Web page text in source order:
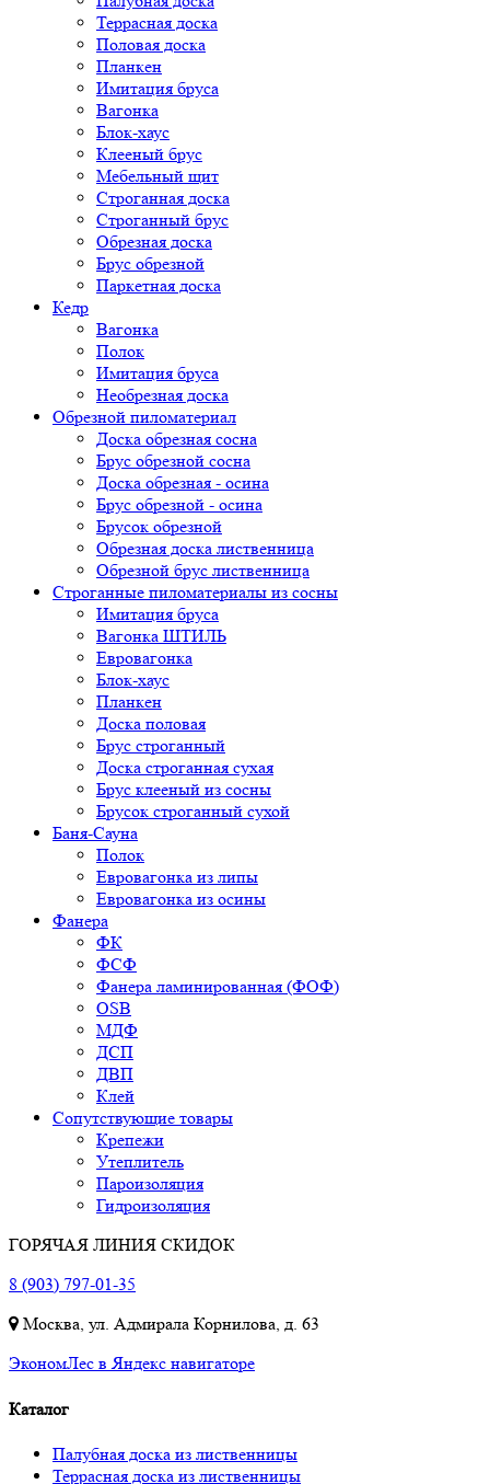
Террасная доска
Половая доска
Планкен
Имитация бруса
Вагонка
Блок-хаус
Клееный брус
Мебельный щит
Строганная доска
Строганный брус
Обрезная доска
Брус обрезной
Паркетная доска
Кедр
Вагонка
Полок
Имитация бруса
Необрезная доска
Обрезной пиломатериал
Доска обрезная сосна
Брус обрезной сосна
Доска обрезная - осина
Брус обрезной - осина
Брусок обрезной
Обрезная доска лиственница
Обрезной брус лиственница
Строганные пиломатериалы из сосны
Имитация бруса
Вагонка ШТИЛЬ
Евровагонка
Блок-хаус
Планкен
Доска половая
Брус строганный
Доска строганная сухая
Брус клееный из сосны
Брусок строганный сухой
Баня-Сауна
Полок
Евровагонка из липы
Евровагонка из осины
Фанера
ФК
ФСФ
Фанера ламинированная (ФОФ)
OSB
МДФ
ДСП
ДВП
Клей
Сопутствующие товары
Крепежи
Утеплитель
Пароизоляция
Гидроизоляция
ГОРЯЧАЯ ЛИНИЯ СКИДОК
8 (903) 797-01-35
Москва, ул. Адмирала Корнилова, д. 63
ЭкономЛес в Яндекс навигаторе
Каталог
Палубная доска из лиственницы
Террасная доска из лиственницы